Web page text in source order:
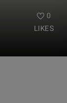
0
LIKES